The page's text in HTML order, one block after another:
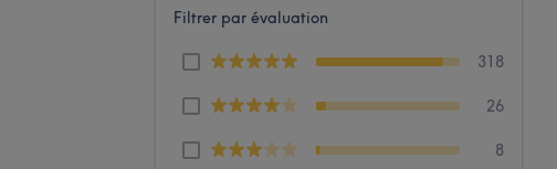
Filtrer par évaluation
318
26
8